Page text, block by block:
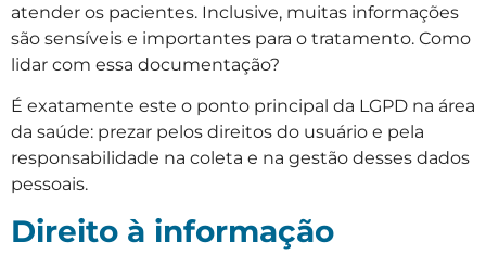
atender os pacientes. Inclusive, muitas informações
são sensíveis e importantes para o tratamento. Como
lidar com essa documentação?
É exatamente este o ponto principal da LGPD na área
da saúde: prezar pelos direitos do usuário e pela
responsabilidade na coleta e na gestão desses dados
pessoais.
Direito à informação